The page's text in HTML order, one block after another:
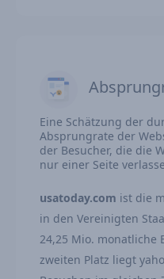
Eine Schätzung der
Absprungrate der
der Besucher, die die
nur einer Seite
usatoday.com ist die
in den Vereinigten
24,25 Mio. monatliche
zweiten Platz liegt